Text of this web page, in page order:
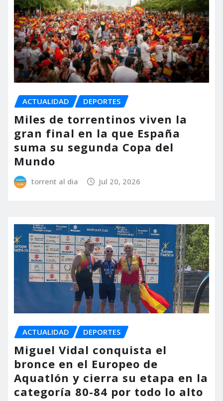
ACTUALIDAD DEPORTES
Miles de torrentinos viven la
gran final en la que España
suma su segunda Copa del
Mundo
torrent al dia Jul 20, 2026
ACTUALIDAD DEPORTES
Miguel Vidal conquista el
bronce en el Europeo de
Aquatlón y cierra su etapa en la
categoría 80-84 por todo lo alto